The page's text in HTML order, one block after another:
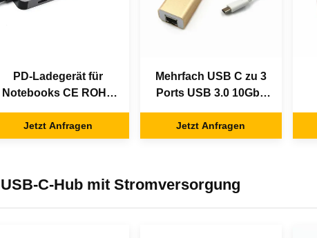
PD-Ladegerät für
Notebooks CE ROHS
Jetzt Anfragen
Mehrfach USB C zu 3
Ports USB 3.0 10Gbs
Adapter
Jetzt Anfragen
USB-C-Hub mit Stromversorgung